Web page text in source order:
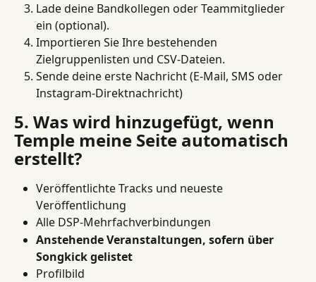
Lade deine Bandkollegen oder Teammitglieder
ein (optional).
Importieren Sie Ihre bestehenden
Zielgruppenlisten und CSV-Dateien.
Sende deine erste Nachricht (E-Mail, SMS oder
Instagram-Direktnachricht)
5. Was wird hinzugefügt, wenn
Temple meine Seite automatisch
erstellt?
Veröffentlichte Tracks und neueste
Veröffentlichung
Alle DSP-Mehrfachverbindungen
Anstehende Veranstaltungen, sofern über
Songkick gelistet
Profilbild